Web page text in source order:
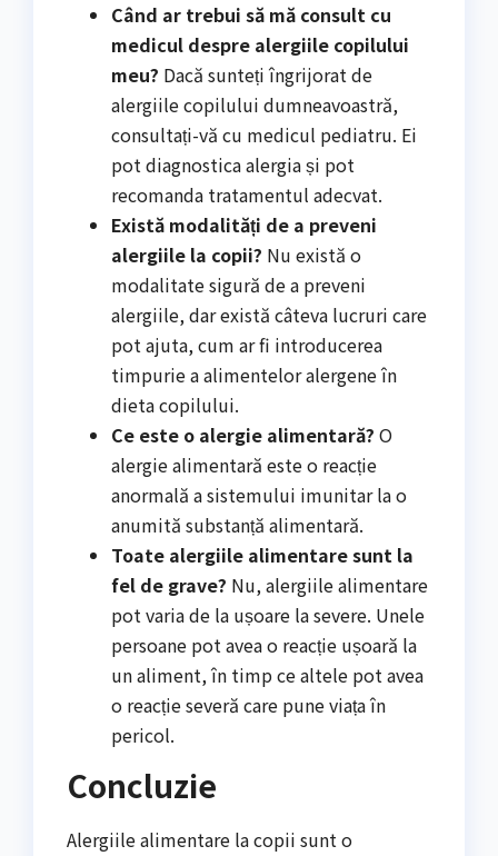
Când ar trebui să mă consult cu
medicul despre alergiile copilului
meu? Dacă sunteți îngrijorat de
alergiile copilului dumneavoastră,
consultați-vă cu medicul pediatru. Ei
pot diagnostica alergia și pot
recomanda tratamentul adecvat.
Există modalități de a preveni
alergiile la copii? Nu există o
modalitate sigură de a preveni
alergiile, dar există câteva lucruri care
pot ajuta, cum ar fi introducerea
timpurie a alimentelor alergene în
dieta copilului.
Ce este o alergie alimentară? O
alergie alimentară este o reacție
anormală a sistemului imunitar la o
anumită substanță alimentară.
Toate alergiile alimentare sunt la
fel de grave? Nu, alergiile alimentare
pot varia de la ușoare la severe. Unele
persoane pot avea o reacție ușoară la
un aliment, în timp ce altele pot avea
o reacție severă care pune viața în
pericol.
Concluzie
Alergiile alimentare la copii sunt o